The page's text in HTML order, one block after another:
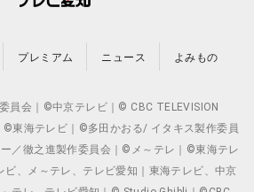
プレミアム ニュース よみもの
員会｜©中京テレビ｜© CBC TELEVISION
©東海テレビ｜©多田かおる/ イタキス製作委員
／徹之進製作委員会｜©メ～テレ｜©東海テレ
ビ、メ～テレ、テレビ愛知｜東海テレビ、中京